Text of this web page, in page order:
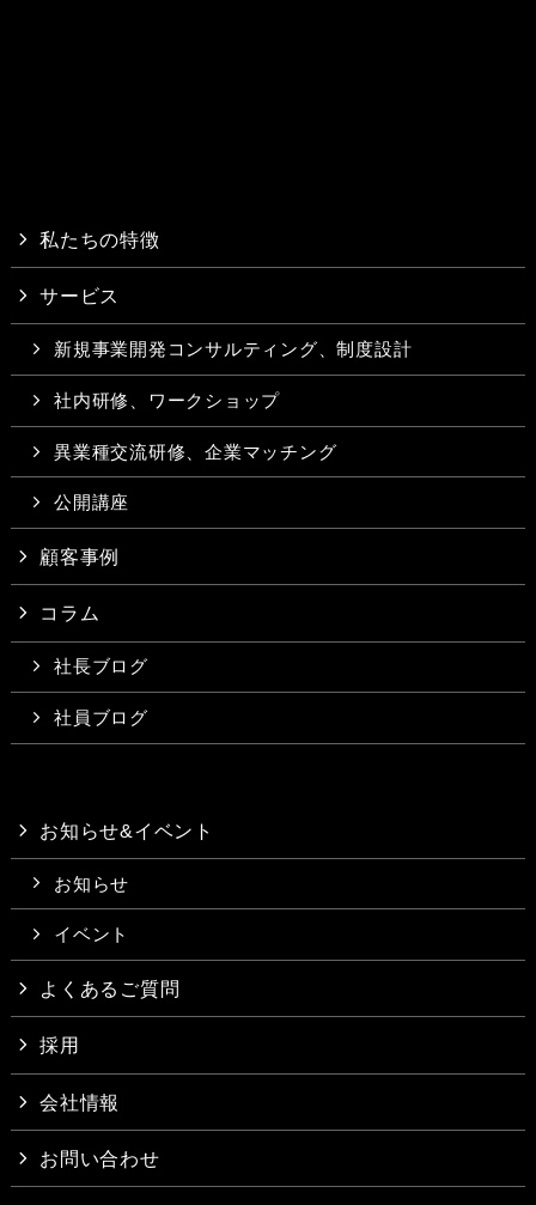
私たちの特徴
サービス
新規事業開発コンサルティング、制度設計
社内研修、ワークショップ
異業種交流研修、企業マッチング
公開講座
顧客事例
コラム
社長ブログ
社員ブログ
お知らせ&イベント
お知らせ
イベント
よくあるご質問
採用
会社情報
お問い合わせ